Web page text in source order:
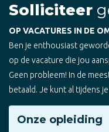
Solliciteer
OP VACATURES IN DE
Ben je enthousiast
op de vacature die jou
Geen probleem! In de
betaald. Je kunt al tijdens
Onze opleiding